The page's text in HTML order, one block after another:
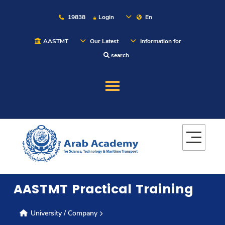
19838 Login En
AASTMT Our Latest
Information for
search
Maritime
Admission
Academics
Students
AASTMT Practical Training
University / Company